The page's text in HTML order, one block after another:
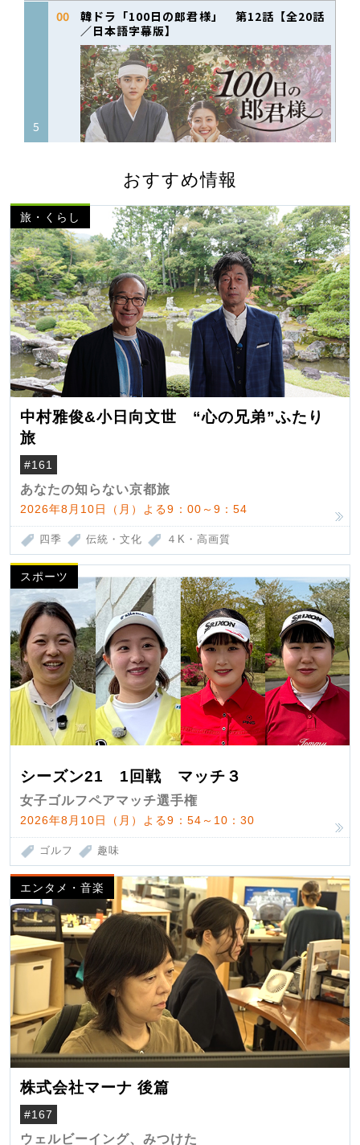
おすすめ情報
旅・くらし
中村雅俊&小日向文世 “心の兄弟”ふたり
旅
#161
あなたの知らない京都旅
2026年8月10日（月）よる9：00～9：54
四季 伝統・文化 ４K・高画質
スポーツ
シーズン21 1回戦 マッチ３
女子ゴルフペアマッチ選手権
2026年8月10日（月）よる9：54～10：30
ゴルフ 趣味
エンタメ・音楽
株式会社マーナ 後篇
#167
ウェルビーイング、みつけた